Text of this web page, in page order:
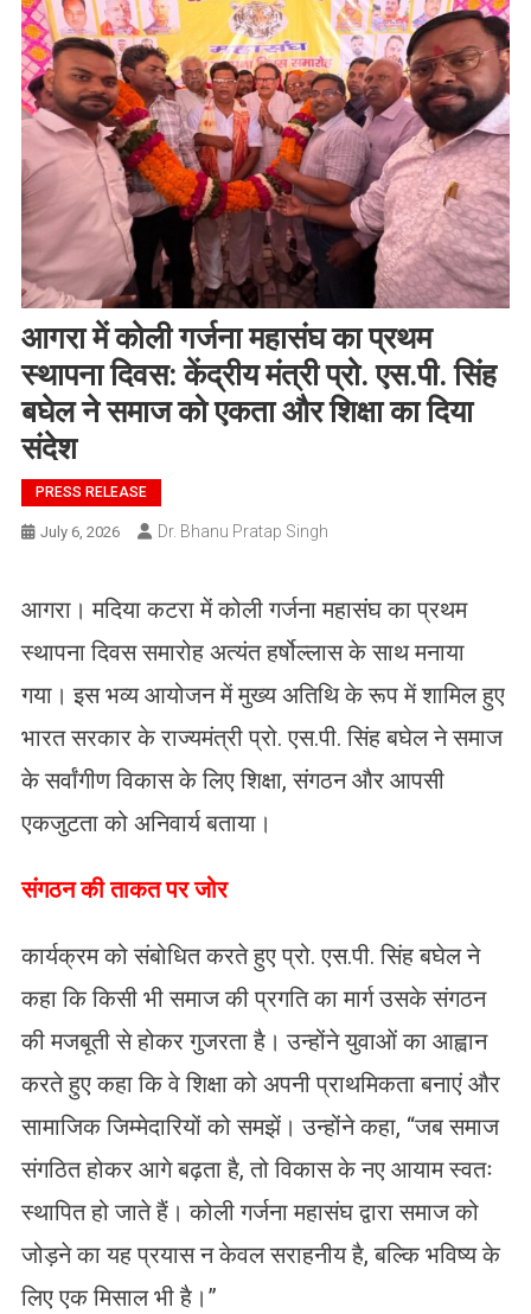
आगरा में कोली गर्जना महासंघ का प्रथम
स्थापना दिवस: केंद्रीय मंत्री प्रो. एस.पी. सिंह
बघेल ने समाज को एकता और शिक्षा का दिया
संदेश
PRESS RELEASE
July 6, 2026 Dr. Bhanu Pratap Singh
आगरा। मदिया कटरा में कोली गर्जना महासंघ का प्रथम
स्थापना दिवस समारोह अत्यंत हर्षोल्लास के साथ मनाया
गया। इस भव्य आयोजन में मुख्य अतिथि के रूप में शामिल हुए
भारत सरकार के राज्यमंत्री प्रो. एस.पी. सिंह बघेल ने समाज
के सर्वांगीण विकास के लिए शिक्षा, संगठन और आपसी
एकजुटता को अनिवार्य बताया।
​संगठन की ताकत पर जोर
कार्यक्रम को संबोधित करते हुए प्रो. एस.पी. सिंह बघेल ने
कहा कि किसी भी समाज की प्रगति का मार्ग उसके संगठन
की मजबूती से होकर गुजरता है। उन्होंने युवाओं का आह्वान
करते हुए कहा कि वे शिक्षा को अपनी प्राथमिकता बनाएं और
सामाजिक जिम्मेदारियों को समझें। उन्होंने कहा, “जब समाज
संगठित होकर आगे बढ़ता है, तो विकास के नए आयाम स्वतः
स्थापित हो जाते हैं। कोली गर्जना महासंघ द्वारा समाज को
जोड़ने का यह प्रयास न केवल सराहनीय है, बल्कि भविष्य के
लिए एक मिसाल भी है।”